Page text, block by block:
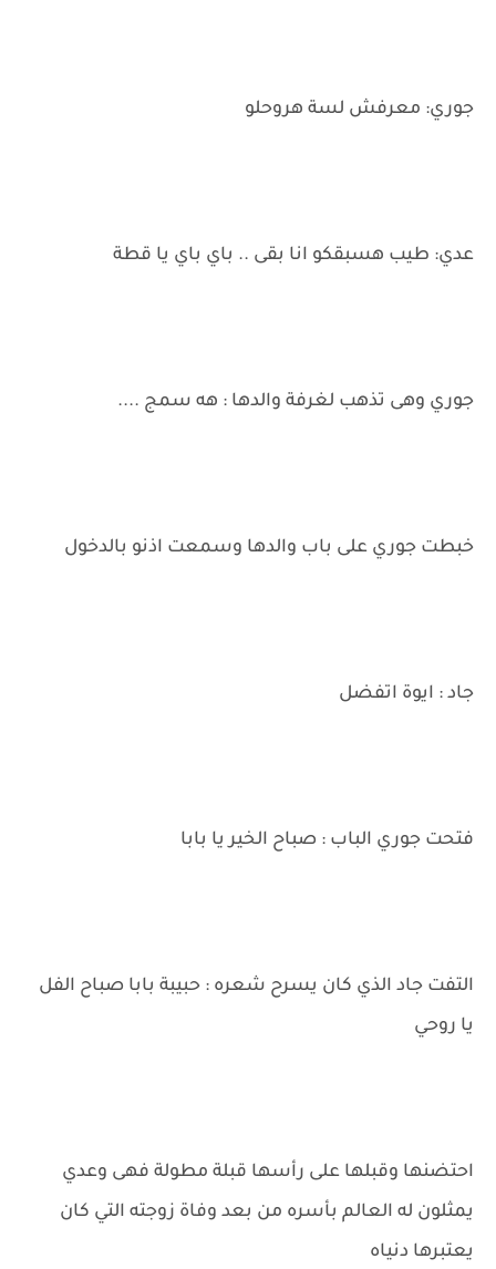
جوري: معرفش لسة هروحلو
عدي: طيب هسبقكو انا بقى .. باي باي يا قطة
جوري وهى تذهب لغرفة والدها : هه سمج ....
خبطت جوري على باب والدها وسمعت اذنو بالدخول
جاد : ايوة اتفضل
فتحت جوري الباب : صباح الخير يا بابا
التفت جاد الذي كان يسرح شعره : حبيبة بابا صباح الفل
يا روحي
احتضنها وقبلها على رأسها قبلة مطولة فهى وعدي
يمثلون له العالم بأسره من بعد وفاة زوجته التي كان
يعتبرها دنياه